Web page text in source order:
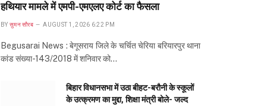
हथियार मामले में एमपी-एमएलए कोर्ट का फैसला
BY सुमन सौरब AUGUST 1, 2026 6:22 PM
Begusarai News : बेगूसराय जिले के चर्चित चेरिया बरियारपुर थाना
कांड संख्या-143/2018 में शनिवार को…
बिहार विधानसभा में उठा बीहट-बरौनी के स्कूलों
के उत्क्रमण का मुद्दा, शिक्षा मंत्री बोले- जल्द